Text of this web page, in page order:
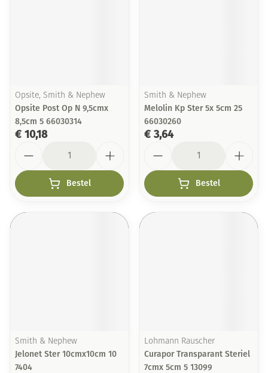
Opsite, Smith & Nephew
Opsite Post Op N 9,5cmx
8,5cm 5 66030314
€ 10,18
Bestel
Smith & Nephew
Melolin Kp Ster 5x 5cm 25
66030260
€ 3,64
Bestel
Smith & Nephew
Jelonet Ster 10cmx10cm 10
7404
Lohmann Rauscher
Curapor Transparant Steriel
7cmx 5cm 5 13099